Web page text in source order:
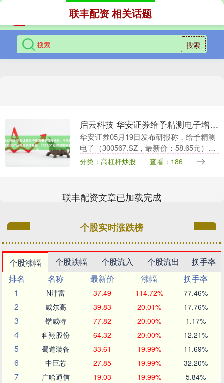
搜索
联丰配资 相关话题
启云科技 华安证券给予精测电子增持评级，半导体量检测产品布局多维强化，2025Q1业绩改善明显
华安证券05月19日发布研报称，给予精测
电子（300567.SZ，最新价：58.65元）增
持评级。评级理由主要包括：1）研发引领
创新，半导体领域产品布局多维度强....
分类：高杠杆炒股 查看：186
联丰配资文章已加载完成
个股实时涨跌榜
个股涨幅 个股跌幅 个股流入 个股流出
换手率
排名
名称 最新价 涨幅
换手率
1
N津富 37.49 114.72% 77.46%
2 威尔高 39.83 20.01% 17.76%
3 锴威特 77.82 20.00% 1.17%
4 科翔股份 64.32 20.00% 12.21%
5 蜀道装备 33.61 19.99% 11.69%
6 中巨芯 27.85 19.99% 32.20%
7 广哈通信 19.03 19.99% 5.84%